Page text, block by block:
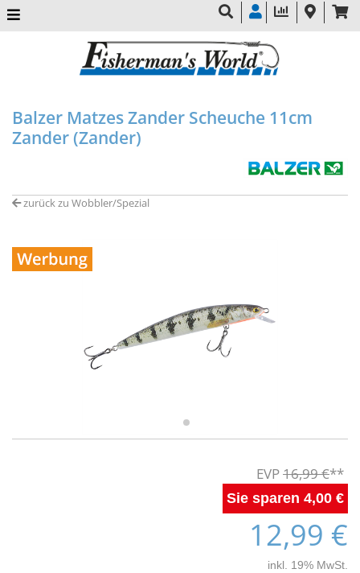
Balzer Matzes Zander Scheuche 11cm
Zander (Zander)
zurück zu Wobbler/Spezial
16,99 €
4,00 €
12,99 €
inkl. 19% MwSt.